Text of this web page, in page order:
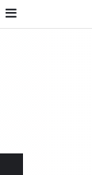
Articolo